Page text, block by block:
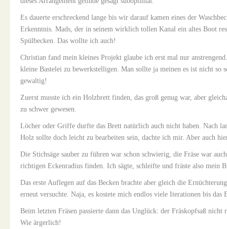
Es dauerte erschreckend lange bis wir darauf kamen eines der
Erkenntnis. Mads, der in seinem wirklich tollen Kanal ein altes Boot
Spülbecken. Das wollte ich auch!
Christian fand mein kleines Projekt glaube ich erst mal nur
kleine Bastelei zu bewerkstelligen. Man sollte ja meinen es ist nicht so
gewaltig!
Zuerst musste ich ein Holzbrett finden, das groß genug war, aber
zu schwer gewesen.
Löcher oder Griffe durfte das Brett natürlich auch nicht haben. Nach
Holz sollte doch leicht zu bearbeiten sein, dachte ich mir. Aber auch
Die Stichsäge sauber zu führen war schon schwierig, die Fräse war
richtigen Eckenradius finden. Ich sägte, schleifte und fräste also mein
Das erste Auflegen auf das Becken brachte aber gleich die
erneut versuchte. Naja, es kostete mich endlos viele Iterationen bis
Beim letzten Fräsen passierte dann das Unglück: der Fräskopfsaß
Wie ärgerlich!